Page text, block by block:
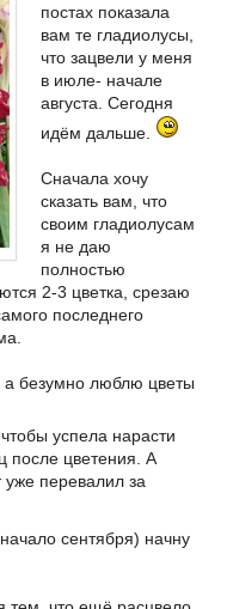
постах показала
вам те гладиолусы,
что зацвели у меня
в июле- начале
августа. Сегодня
идём дальше.
Сначала хочу
сказать вам, что
своим гладиолусам
я не даю
полностью
2-3 цветка, срезаю
последнего
а безумно люблю цветы
успела нарасти
после цветения. А
уже перевалил за
сентября) начну